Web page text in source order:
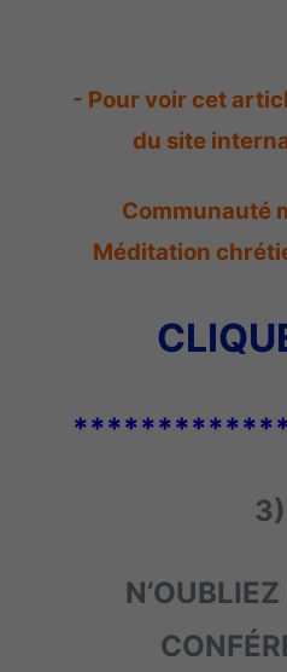
- Pour voir cet
du site
Communauté
Méditation
3)